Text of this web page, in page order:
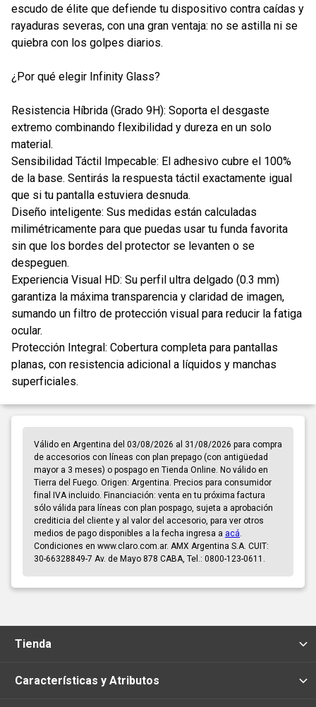
escudo de élite que defiende tu dispositivo contra caídas y
rayaduras severas, con una gran ventaja: no se astilla ni se
quiebra con los golpes diarios.
¿Por qué elegir Infinity Glass?
Resistencia Híbrida (Grado 9H): Soporta el desgaste
extremo combinando flexibilidad y dureza en un solo
material.
Sensibilidad Táctil Impecable: El adhesivo cubre el 100%
de la base. Sentirás la respuesta táctil exactamente igual
que si tu pantalla estuviera desnuda.
Diseño inteligente: Sus medidas están calculadas
milimétricamente para que puedas usar tu funda favorita
sin que los bordes del protector se levanten o se
despeguen.
Experiencia Visual HD: Su perfil ultra delgado (0.3 mm)
garantiza la máxima transparencia y claridad de imagen,
sumando un filtro de protección visual para reducir la fatiga
ocular.
Protección Integral: Cobertura completa para pantallas
planas, con resistencia adicional a líquidos y manchas
superficiales.
Válido en Argentina del 03/08/2026 al 31/08/2026 para compra
de accesorios con líneas con plan prepago (con antigüedad
mayor a 3 meses) o pospago en Tienda Online. No válido en
Tierra del Fuego. Origen: Argentina. Precios para consumidor
final IVA incluido. Financiación: venta en tu próxima factura
sólo válida para líneas con plan pospago, sujeta a aprobación
crediticia del cliente y al valor del accesorio, para ver otros
medios de pago disponibles a la fecha ingresa a acá
Condiciones en www.claro.com.ar. AMX Argentina S.A. CUIT:
30-66328849-7 Av. de Mayo 878 CABA, Tel.: 0800-123-0611.
Tienda
Características y Atributos